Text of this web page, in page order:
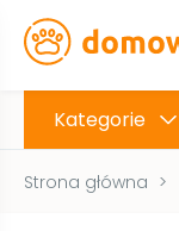
Kategorie
Strona główna >